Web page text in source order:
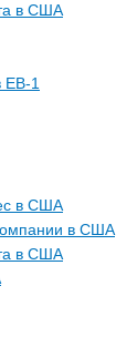
в США
EB-1
в США
в США
в США